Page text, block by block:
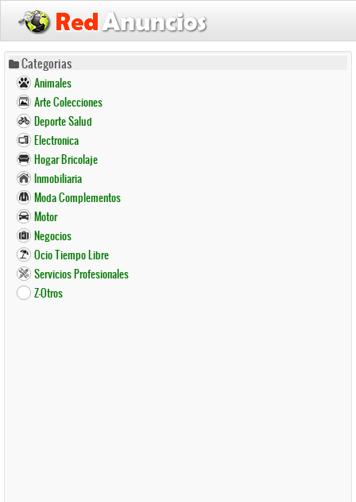
Pasar
contenido
principal
Categorias
Animales
Arte Colecciones
Deporte Salud
Electronica
Hogar Bricolaje
Inmobiliaria
Moda Complementos
Motor
Negocios
Ocio Tiempo Libre
Servicios Profesionales
Z-Otros